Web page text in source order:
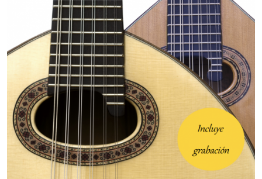
10 melodías tradicionales de Europa
10 villancicos adaptados para CONCERTINA
Mandolina
Bandurria y laúd español
Guitarra/Guitalele
Bouzouki/cittern